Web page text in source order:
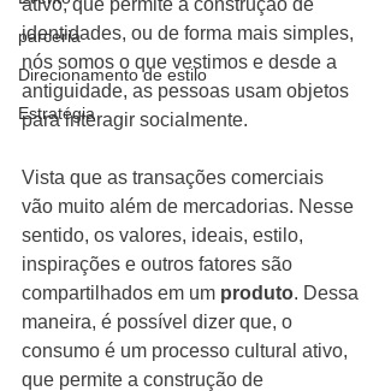
parceria
Direcionamento de estilo
Estratégia
ativo, que permite a construção de
identidades, ou de forma mais simples,
nós somos o que vestimos e desde a
antiguidade, as pessoas usam objetos
para interagir socialmente.
Vista que as transações comerciais
vão muito além de mercadorias. Nesse
sentido, os valores, ideais, estilo,
inspirações e outros fatores são
compartilhados em um produto. Dessa
maneira, é possível dizer que, o
consumo é um processo cultural ativo,
que permite a construção de